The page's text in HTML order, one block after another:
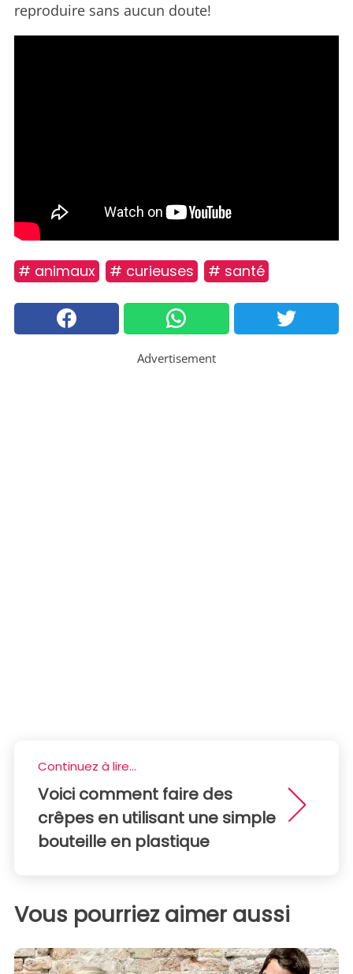
reproduire sans aucun doute!
# animaux # curieuses # santé
Advertisement
Continuez à lire...
Voici comment faire des
crêpes en utilisant une simple
bouteille en plastique
Vous pourriez aimer aussi